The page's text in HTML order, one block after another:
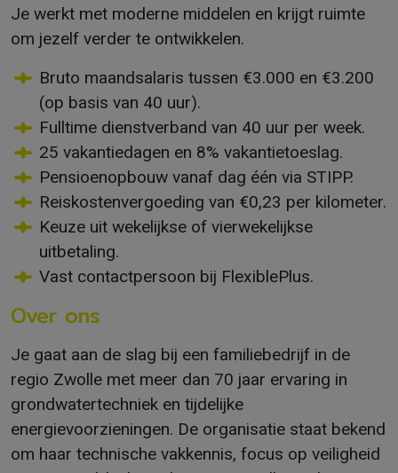
Je werkt met moderne middelen en krijgt ruimte
om jezelf verder te ontwikkelen.
Bruto maandsalaris tussen €3.000 en €3.200
(op basis van 40 uur).
Fulltime dienstverband van 40 uur per week.
25 vakantiedagen en 8% vakantietoeslag.
Pensioenopbouw vanaf dag één via STIPP.
Reiskostenvergoeding van €0,23 per kilometer.
Keuze uit wekelijkse of vierwekelijkse
uitbetaling.
Vast contactpersoon bij FlexiblePlus.
Over ons
Je gaat aan de slag bij een familiebedrijf in de
regio Zwolle met meer dan 70 jaar ervaring in
grondwatertechniek en tijdelijke
energievoorzieningen. De organisatie staat bekend
om haar technische vakkennis, focus op veiligheid